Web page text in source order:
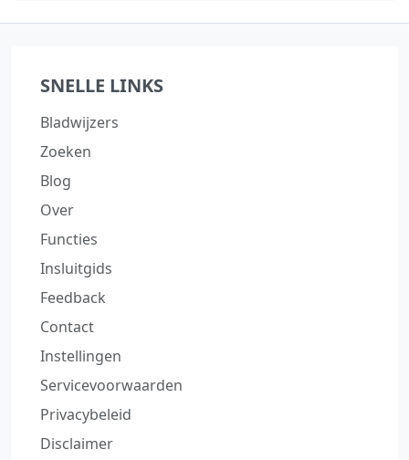
SNELLE LINKS
Bladwijzers
Zoeken
Blog
Over
Functies
Insluitgids
Feedback
Contact
Instellingen
Servicevoorwaarden
Privacybeleid
Disclaimer